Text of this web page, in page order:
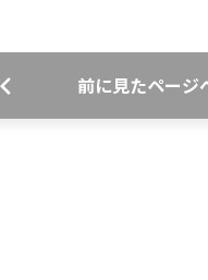
組審議会議事録 情報
内 前に見たページ